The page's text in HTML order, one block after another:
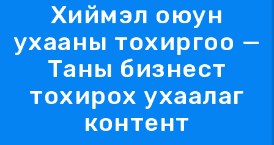
Хиймэл оюун
ухааны тохиргоо —
Таны бизнест
тохирох ухаалаг
контент